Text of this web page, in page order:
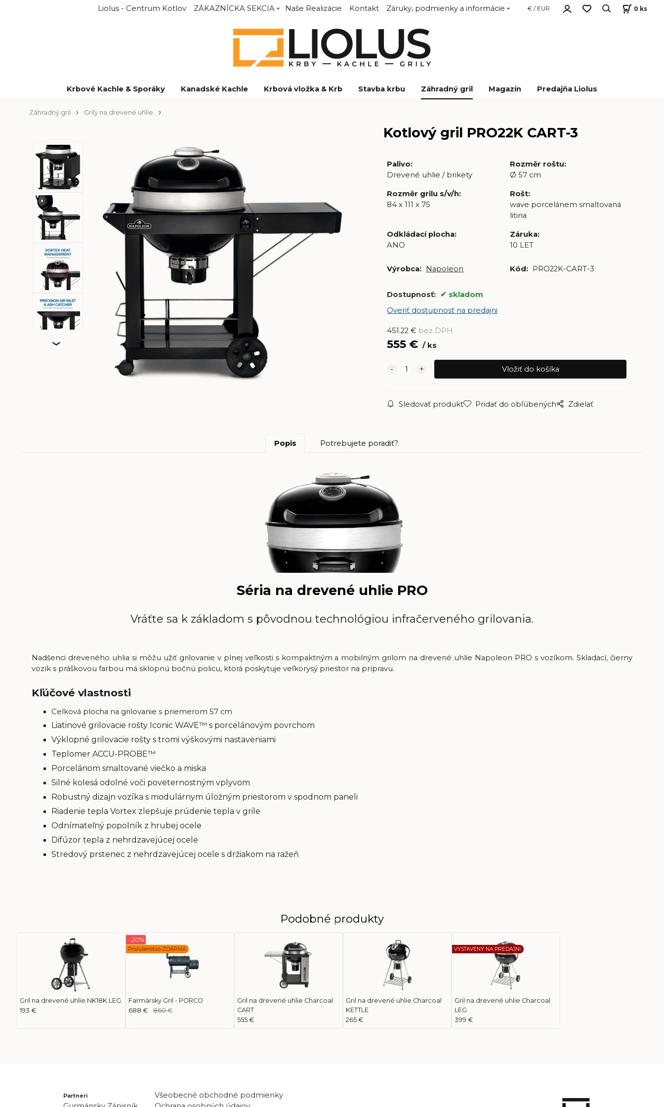
Liolus - Centrum Kotlov ZÁKAZNÍCKA SEKCIA Naše Realizácie Kontakt Záruky, podmienky a informácie € / EUR 0 ks
Krbové Kachle & Sporáky Kanadské Kachle Krbová vložka & Krb Stavba krbu Záhradný gril Magazín Predajňa Liolus
Záhradný gril Grily na drevené uhlie
Kotlový gril PRO22K CART-3
Palivo:
Drevené uhlie / brikety
Rozměr roštu:
Ø 57 cm
Rozměr grilu s/v/h:
84 x 111 x 75
Rošt:
wave porcelánem smaltovaná
litina
Odkládací plocha:
ANO
Záruka:
10 LET
Výrobca: Napoleon Kód: PRO22K-CART-3
Dostupnosť:
skladom
Overiť dostupnosť na predajni
451.22 € bez DPH
555 € ks
Sledovať produkt Pridať do obľúbených Zdielať
Popis Potrebujete poradiť?
Séria na drevené uhlie PRO
Vráťte sa k základom s pôvodnou technológiou infračerveného grilovania.
Nadšenci dreveného uhlia si môžu užiť grilovanie v plnej veľkosti s kompaktným a mobilným grilom na drevené uhlie Napoleon PRO s vozíkom. Skladací, čierny
vozík s práškovou farbou má sklopnú bočnú policu, ktorá poskytuje veľkorysý priestor na prípravu.
Kľúčové vlastnosti
Celková plocha na grilovanie s priemerom 57 cm
Liatinové grilovacie rošty Iconic WAVE™ s porcelánovým povrchom
Výklopné grilovacie rošty s tromi výškovými nastaveniami
Teplomer ACCU-PROBE™
Porcelánom smaltované viečko a miska
Silné kolesá odolné voči poveternostným vplyvom
Robustný dizajn vozíka s modulárnym úložným priestorom v spodnom paneli
Riadenie tepla Vortex zlepšuje prúdenie tepla v grile
Odnímateľný popolník z hrubej ocele
Difúzor tepla z nehrdzavejúcej ocele
Stredový prstenec z nehrdzavejúcej ocele s držiakom na ražeň
Podobné produkty
Gril na drevené uhlie NK18K LEG
193 €
Farmársky Gril - PORCO
Príslušenstvo ZDARMA
- 20%
688 € 860 €
Gril na drevené uhlie Charcoal
CART
555 €
Gril na drevené uhlie Charcoal
KETTLE
265 €
Gril na drevené uhlie Charcoal
LEG
VYSTAVENÝ NA PREDAJNI
399 €
Partneri
Všeobecné obchodné podmienky